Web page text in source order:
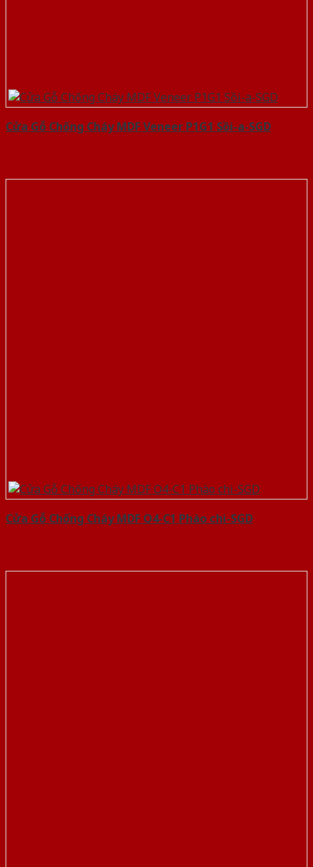
Cửa Gỗ Chống Cháy MDF Veneer P1G1 Sồi-a-SGD
Cửa Gỗ Chống Cháy MDF O4-C1 Phào chi-SGD